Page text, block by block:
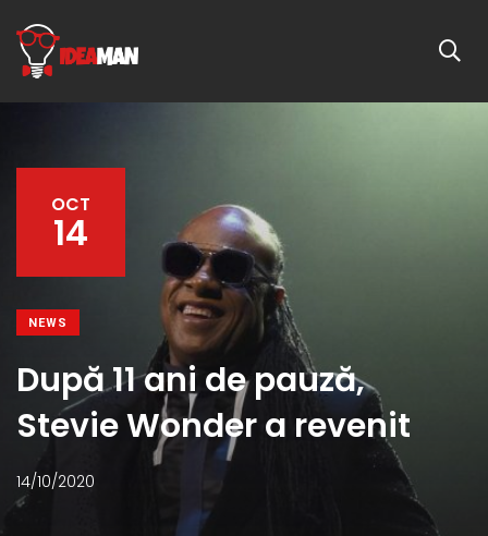
OCT
14
NEWS
După 11 ani de pauză,
Stevie Wonder a revenit
14/10/2020